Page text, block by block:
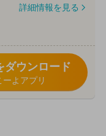
詳細情報を見る
ダウンロード
ーよアプリ